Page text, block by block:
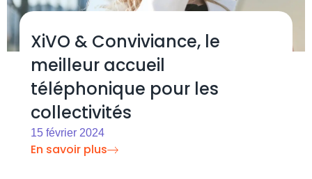
XiVO & Conviviance, le
meilleur accueil
téléphonique pour les
collectivités
15 février 2024
En savoir plus